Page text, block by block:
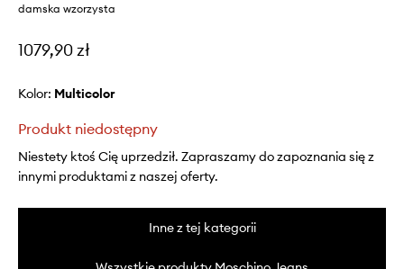
damska wzorzysta
1079,90 zł
Kolor: multicolor
Produkt niedostępny
Niestety ktoś Cię uprzedził. Zapraszamy do zapoznania się z
innymi produktami z naszej oferty.
Inne z tej kategorii